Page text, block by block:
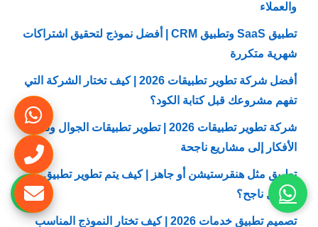
والعملاء
تطبيق SaaS وتطبيق CRM | أفضل نموذج لتحقيق اشتراكات
شهرية متكررة
أفضل شركة تطوير تطبيقات 2026 | كيف تختار الشركة التي
تفهم مشروعك قبل كتابة الكود؟
شركة تطوير تطبيقات 2026 | تطوير تطبيقات الجوال وتحويل
الأفكار إلى مشاريع ناجحة
تطبيق مثل هنقرستيشن أو جاهز | كيف يتم تطوير تطبيق
توصيل ناجح؟
تصميم تطبيق خدمات 2026 | كيف تختار النموذج المناسب